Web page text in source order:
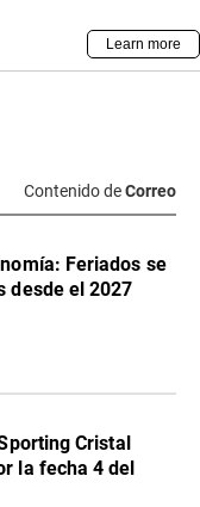
Contenido deCorreo
Feriados se
desde el 2027
Cristal
la fecha 4 del